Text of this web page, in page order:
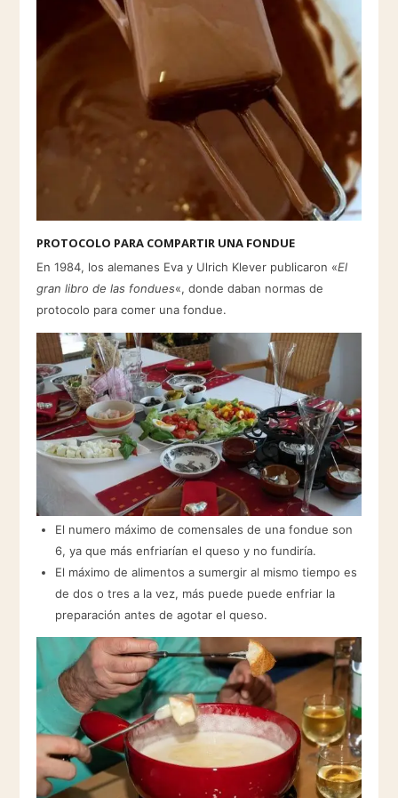
PROTOCOLO PARA COMPARTIR UNA FONDUE
En 1984, los alemanes Eva y Ulrich Klever publicaron «El
gran libro de las fondues«, donde daban normas de
protocolo para comer una fondue.
El numero máximo de comensales de una fondue son
6, ya que más enfriarían el queso y no fundiría.
El máximo de alimentos a sumergir al mismo tiempo es
de dos o tres a la vez, más puede puede enfriar la
preparación antes de agotar el queso.